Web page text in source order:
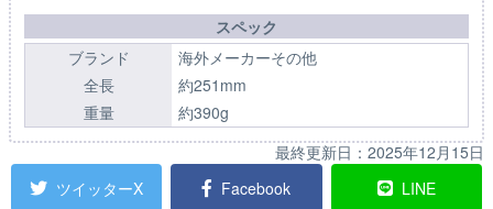
スペック
ブランド
海外メーカーその他
全長
約251mm
重量
約390g
最終更新日： 2025年12月15日
ツイッターX
Facebook LINE